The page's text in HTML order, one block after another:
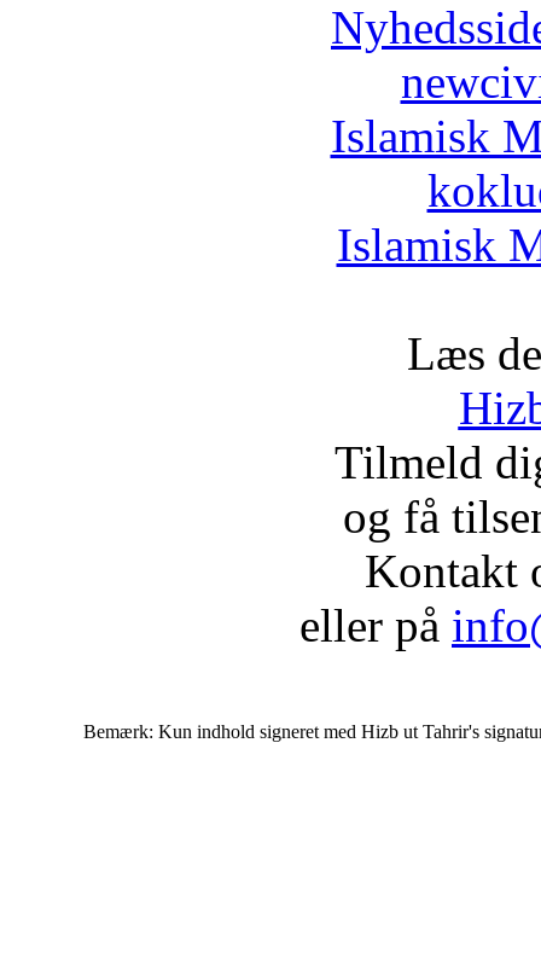
Islamisk
Islamisk
Læs
Tilmeld
og få
Kontakt
eller på
Bemærk: Kun indhold signeret med Hizb ut Tahrir's